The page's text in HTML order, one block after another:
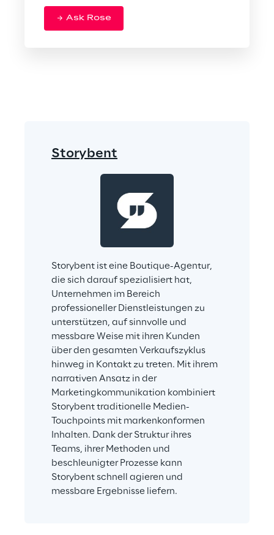
Ask Rose
Storybent
Storybent ist eine Boutique-Agentur,
die sich darauf spezialisiert hat,
Unternehmen im Bereich
professioneller Dienstleistungen zu
unterstützen, auf sinnvolle und
messbare Weise mit ihren Kunden
über den gesamten Verkaufszyklus
hinweg in Kontakt zu treten. Mit ihrem
narrativen Ansatz in der
Marketingkommunikation kombiniert
Storybent traditionelle Medien-
Touchpoints mit markenkonformen
Inhalten. Dank der Struktur ihres
Teams, ihrer Methoden und
beschleunigter Prozesse kann
Storybent schnell agieren und
messbare Ergebnisse liefern.